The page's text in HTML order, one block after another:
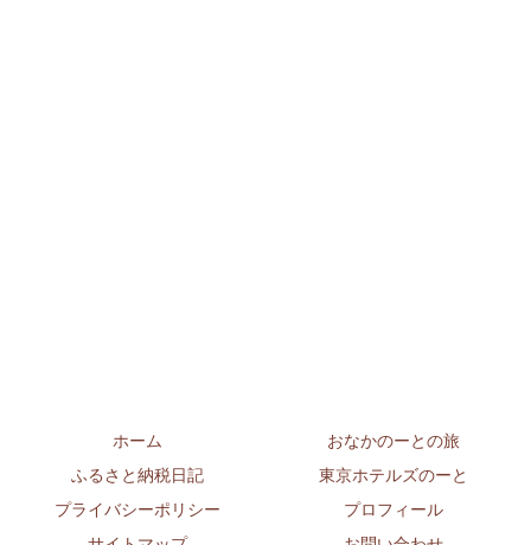
ホーム
おなかのーとの旅
ふるさと納税日記
東京ホテルズのーと
プライバシーポリシー
プロフィール